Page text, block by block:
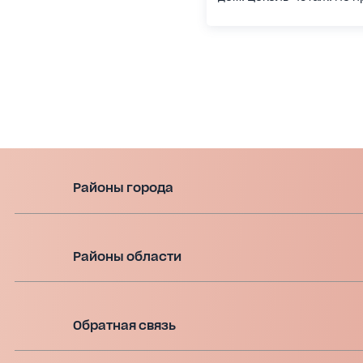
Районы города
Районы области
Обратная связь